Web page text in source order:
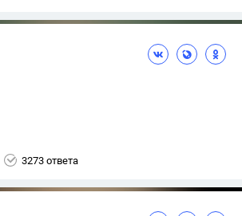
3273 ответа